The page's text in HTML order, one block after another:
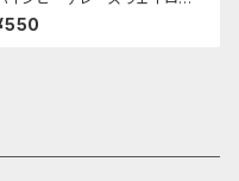
テッカー【Team pack】PBR
005W